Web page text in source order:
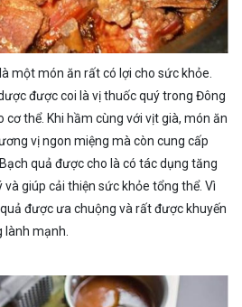
một món ăn rất có lợi cho sức khỏe.
được coi là vị thuốc quý trong Đông
cơ thể. Khi hầm cùng với vịt già, món ăn
vị ngon miệng mà còn cung cấp
quả được cho là có tác dụng tăng
giúp cải thiện sức khỏe tổng thể. Vì
được ưa chuộng và rất được khuyến
lành mạnh.